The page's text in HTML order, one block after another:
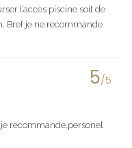
l’accès piscine soit de
Bref je ne recommande
5/5
recommande.personel